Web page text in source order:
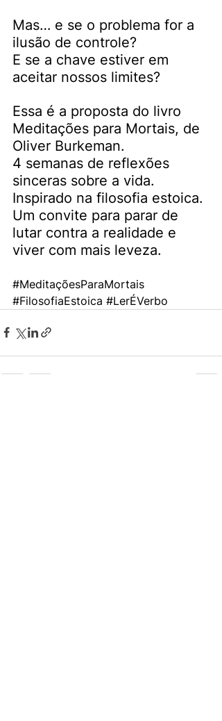
Mas… e se o problema for a
ilusão de controle?
E se a chave estiver em
aceitar nossos limites?
Essa é a proposta do livro
Meditações para Mortais, de
Oliver Burkeman.
4 semanas de reflexões
sinceras sobre a vida.
Inspirado na filosofia estoica.
Um convite para parar de
lutar contra a realidade e
viver com mais leveza.
#MeditaçõesParaMortais
#FilosofiaEstoica #LerÉVerbo